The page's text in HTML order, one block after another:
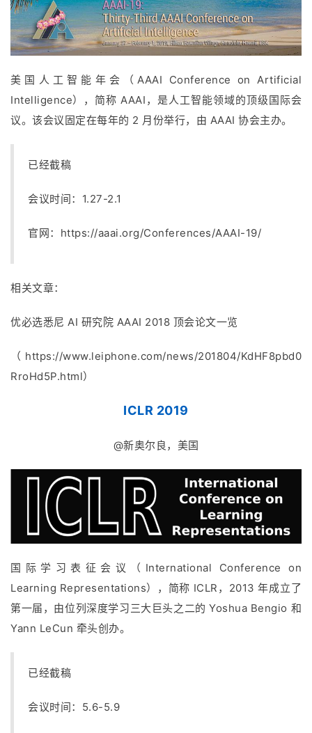
美国人工智能年会（AAAI Conference on Artificial
Intelligence），简称 AAAI，是人工智能领域的顶级国际会
议。该会议固定在每年的 2 月份举行，由 AAAI 协会主办。
已经截稿
会议时间：1.27-2.1
官网： https://aaai.org/Conferences/AAAI-19/
相关文章：
优必选悉尼 AI 研究院 AAAI 2018 顶会论文一览
（https://www.leiphone.com/news/201804/KdHF8pbd0
RroHd5P.html）
ICLR 2019
@新奥尔良，美国
国际学习表征会议（International Conference on
Learning Representations），简称 ICLR，2013 年成立了
第一届，由位列深度学习三大巨头之二的 Yoshua Bengio 和
Yann LeCun 牵头创办。
已经截稿
会议时间：5.6-5.9